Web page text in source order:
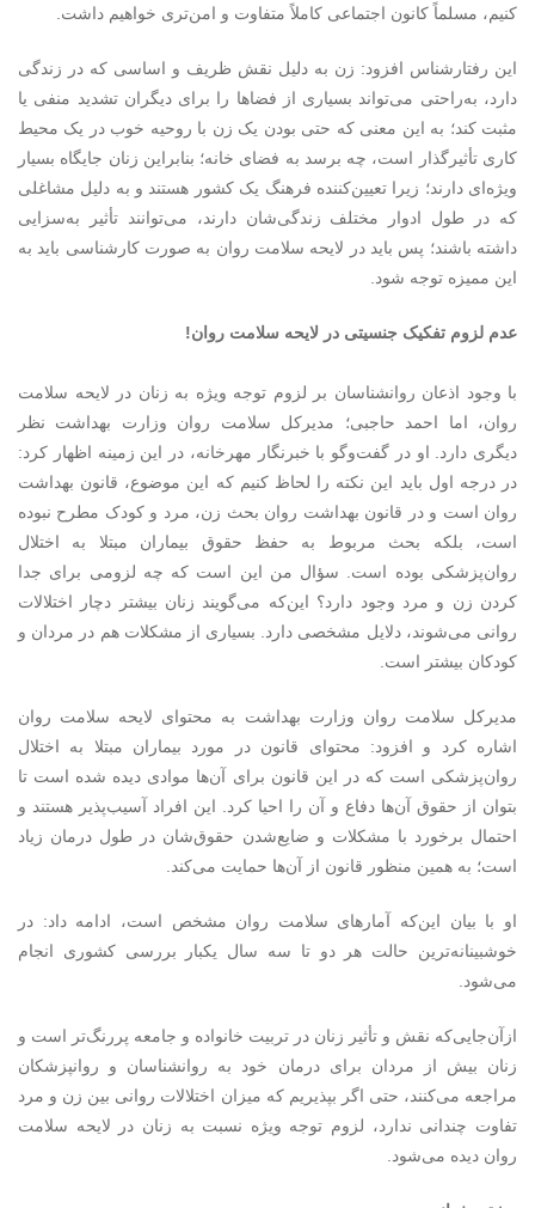
کنیم، مسلماً کانون اجتماعی کاملاً متفاوت و امن‌تری خواهیم داشت.
این رفتارشناس افزود: زن به دلیل نقش ظریف و اساسی که در زندگی
دارد، به‌راحتی می‌تواند بسیاری از فضاها را برای دیگران تشدید منفی یا
مثبت کند؛ به این معنی که حتی بودن یک زن با روحیه خوب در یک محیط
کاری تأثیرگذار است، چه برسد به فضای خانه؛ بنابراین زنان جایگاه بسیار
ویژه‌ای دارند؛ زیرا تعیین‌کننده فرهنگ یک کشور هستند و به دلیل مشاغلی
که در طول ادوار مختلف زندگی‌شان دارند، می‌توانند تأثیر به‌سزایی
داشته باشند؛ پس باید در لایحه سلامت روان به صورت کارشناسی باید به
این ممیزه توجه شود.
عدم لزوم تفکیک جنسیتی در لایحه سلامت روان!
با وجود اذعان روانشناسان بر لزوم توجه ویژه به زنان در لایحه سلامت
روان، اما احمد حاجبی؛ مدیرکل سلامت روان وزارت بهداشت نظر
دیگری دارد. او در گفت‌و‌گو با خبرنگار مهرخانه، در این زمینه اظهار کرد:
در درجه اول باید این نکته را لحاظ کنیم که این موضوع، قانون بهداشت
روان است و در قانون بهداشت روان بحث زن، مرد و کودک مطرح نبوده
است، بلکه بحث مربوط به حفظ حقوق بیماران مبتلا به اختلال
روان‌پزشکی بوده است. سؤال من این است که چه لزومی برای جدا
کردن زن و مرد وجود دارد؟ این‌که می‌گویند زنان بیشتر دچار اختلالات
روانی می‌شوند، دلایل مشخصی دارد. بسیاری از مشکلات هم در مردان و
کودکان بیشتر است.
مدیرکل سلامت روان وزارت بهداشت به محتوای لایحه سلامت روان
اشاره کرد و افزود: محتوای قانون در مورد بیماران مبتلا به اختلال
روان‌پزشکی است که در این قانون برای آن‌ها موادی دیده شده است تا
بتوان از حقوق آن‌ها دفاع و آن را احیا کرد. این افراد آسیب‌پذیر هستند و
احتمال برخورد با مشکلات و ضایع‌شدن حقوق‌شان در طول درمان زیاد
است؛ به همین منظور قانون از آن‌ها حمایت می‌کند.
او با بیان این‌که آمارهای سلامت روان مشخص است، ادامه داد: در
خوشبینانه‌ترین حالت هر دو تا سه سال یکبار بررسی کشوری انجام
می‌شود.
ازآن‌جایی‌که نقش و تأثیر زنان در تربیت خانواده و جامعه پررنگ‌تر است و
زنان بیش از مردان برای درمان خود به روانشناسان و روانپزشکان
مراجعه می‌کنند، حتی اگر بپذیریم که میزان اختلالات روانی بین زن و مرد
تفاوت چندانی ندارد، لزوم توجه ویژه نسبت به زنان در لایحه سلامت
روان دیده می‌شود.